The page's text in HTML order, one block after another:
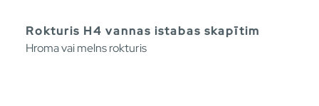
Rokturis H4 vannas istabas skapītim
Hroma vai melns rokturis